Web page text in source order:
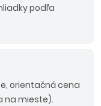
podľa
orientačná cena
na mieste).